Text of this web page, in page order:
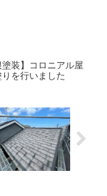
塗装】コロニアル屋
を行いました